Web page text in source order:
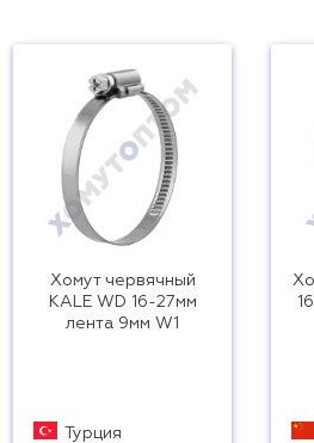
Хомут червячный
KALE WD 16-27мм
лента 9мм W1
Турция